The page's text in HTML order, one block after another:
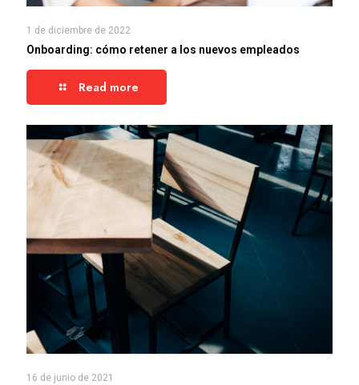
1 de diciembre de 2022
Onboarding: cómo retener a los nuevos empleados
Read more
16 de junio de 2021